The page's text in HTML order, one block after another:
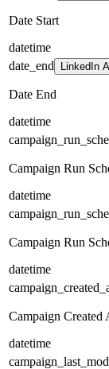
Date Start
datetime
date_end
LinkedIn
Date End
datetime
Campaign Run
datetime
Campaign Run
datetime
Campaign Created
datetime